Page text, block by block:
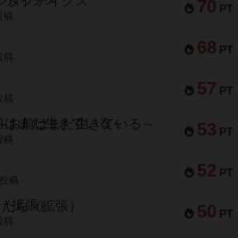
70 PT
稿
68 PT
稿
57 PT
稿
53 PT
前はまだ生きている～
稿
52 PT
稿
50 PT
ち（拡張）
稿